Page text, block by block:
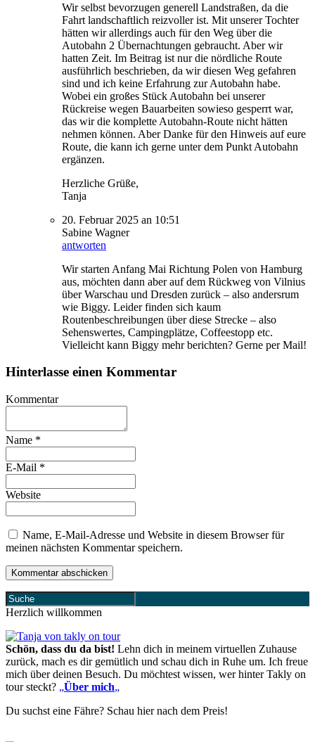
Wir selbst bevorzugen generell Landstraßen, da die
Fahrt landschaftlich reizvoller ist. Mit unserer Tochter
hätten wir allerdings auch für den Weg über die
Autobahn 2 Übernachtungen gebraucht. Aber wir
hatten Zeit. Im Beitrag ist nur die nördliche Route
ausführlich beschrieben, da wir diesen Weg gefahren
sind und ich keine Erfahrung zur Autobahn habe.
Wobei ein großes Stück Autobahn bei unserer
Rückreise wegen Bauarbeiten sowieso gesperrt war,
das wir die komplette Autobahn-Route nicht hätten
nehmen können. Aber Danke für den Hinweis auf eure
Route, die kann ich gerne unter dem Punkt Autobahn
ergänzen.
Herzliche Grüße,
Tanja
20. Februar 2025 an 10:51
Sabine Wagner
antworten
Wir starten Anfang Mai Richtung Polen von Hamburg
aus, möchten dann aber auf dem Rückweg von Vilnius
über Warschau und Dresden zurück – also andersrum
wie Biggy. Leider finden sich kaum
Routenbeschreibungen über diese Strecke – also
Sehenswertes, Campingplätze, Coffeestopp etc.
Vielleicht kann Biggy mehr berichten? Gerne per Mail!
Hinterlasse einen Kommentar
Kommentar
Name *
E-Mail *
Website
Name, E-Mail-Adresse und Website in diesem Browser für
meinen nächsten Kommentar speichern.
Herzlich willkommen
Schön, dass du da bist! Lehn dich in meinem virtuellen Zuhause
zurück, mach es dir gemütlich und schau dich in Ruhe um. Ich freue
mich über deinen Besuch. Du möchtest wissen, wer hinter Takly on
tour steckt? „Über mich„
Du suchst eine Fähre? Schau hier nach dem Preis!